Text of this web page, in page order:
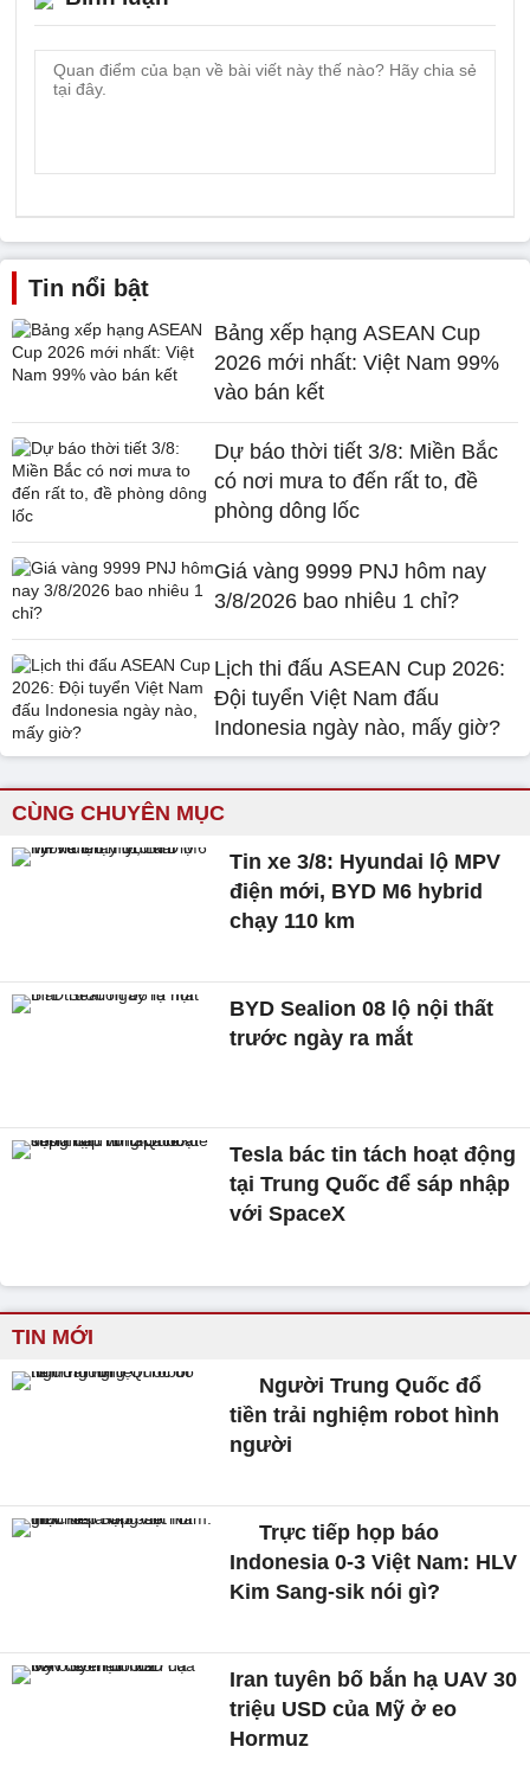
Tin nổi bật
Bảng xếp hạng ASEAN Cup
2026 mới nhất: Việt Nam 99%
vào bán kết
Dự báo thời tiết 3/8: Miền Bắc
có nơi mưa to đến rất to, đề
phòng dông lốc
Giá vàng 9999 PNJ hôm nay
3/8/2026 bao nhiêu 1 chỉ?
Lịch thi đấu ASEAN Cup 2026:
Đội tuyển Việt Nam đấu
Indonesia ngày nào, mấy giờ?
CÙNG CHUYÊN MỤC
Tin xe 3/8: Hyundai lộ MPV
điện mới, BYD M6 hybrid
chạy 110 km
BYD Sealion 08 lộ nội thất
trước ngày ra mắt
Tesla bác tin tách hoạt động
tại Trung Quốc để sáp nhập
với SpaceX
TIN MỚI
Người Trung Quốc đổ
tiền trải nghiệm robot hình
người
Trực tiếp họp báo
Indonesia 0-3 Việt Nam: HLV
Kim Sang-sik nói gì?
Iran tuyên bố bắn hạ UAV 30
triệu USD của Mỹ ở eo
Hormuz